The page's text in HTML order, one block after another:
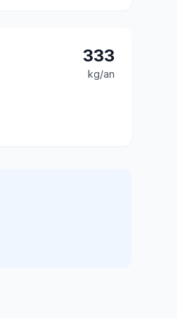
333
kg/an